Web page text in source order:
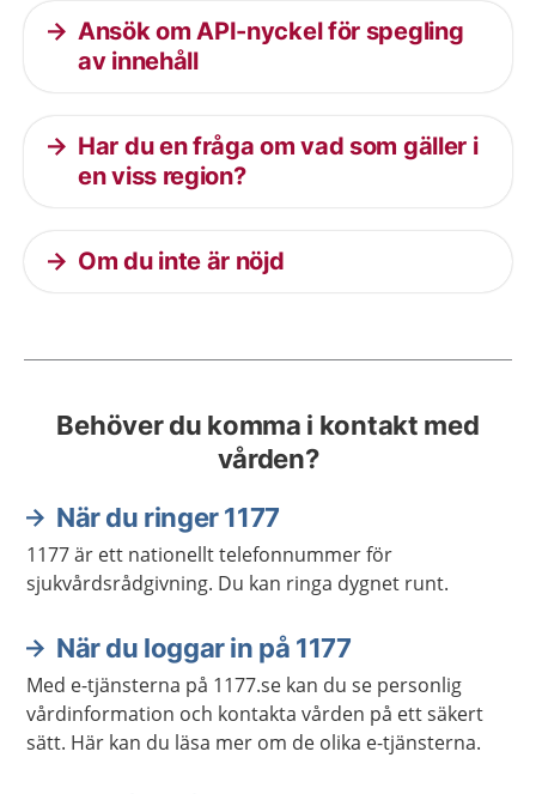
Ansök om API-nyckel för spegling
av innehåll
Har du en fråga om vad som gäller i
en viss region?
Om du inte är nöjd
Behöver du komma i kontakt med
vården?
När du ringer 1177
1177 är ett nationellt telefonnummer för
sjukvårdsrådgivning. Du kan ringa dygnet runt.
När du loggar in på 1177
Med e-tjänsterna på 1177.se kan du se personlig
vårdinformation och kontakta vården på ett säkert
sätt. Här kan du läsa mer om de olika e-tjänsterna.